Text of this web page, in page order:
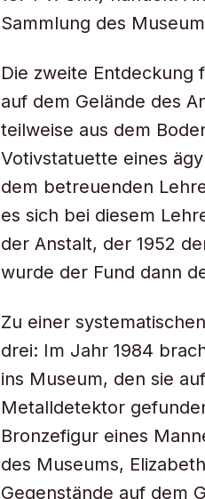
Sammlung des
Die zweite Entdeckung
auf dem Gelände des
teilweise aus dem
Votivstatuette eines
dem betreuenden
es sich bei diesem
der Anstalt, der 1952
wurde der Fund dann
Zu einer
drei: Im Jahr 1984
ins Museum, den sie
Metalldetektor
Bronzefigur eines
des Museums,
Gegenstände auf dem